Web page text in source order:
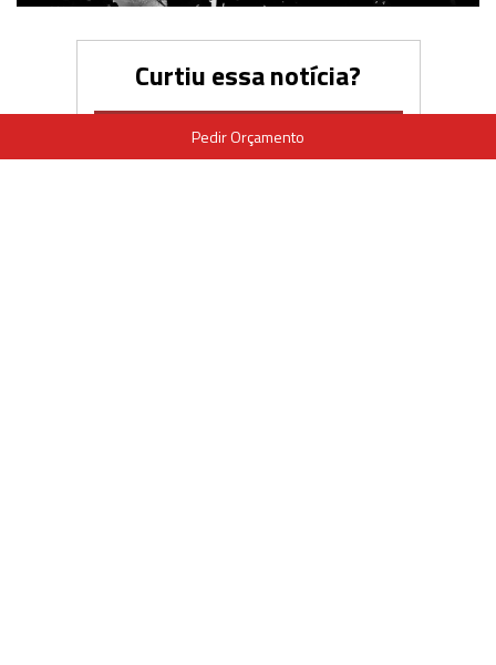
Curtiu essa notícia?
ME CONTE AQUI O QUE ACHOU
Pedir Orçamento